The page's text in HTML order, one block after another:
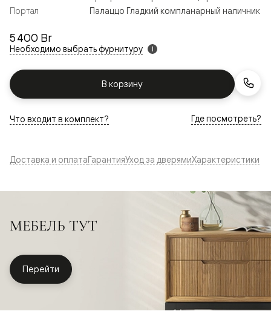
5 400 Br
Необходимо выбрать фурнитуру i
В корзину
Портал
Палаццо Гладкий компланарный наличник
Что входит в комплект? Где посмотреть?
Доставка и оплатаГарантияУход за дверямиХарактеристики
МЕБЕЛЬ ТУТ
Перейти